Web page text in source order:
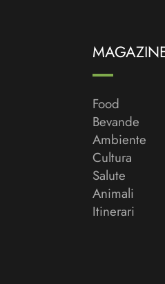
Food
Bevande
Ambiente
Cultura
Salute
Animali
Itinerari